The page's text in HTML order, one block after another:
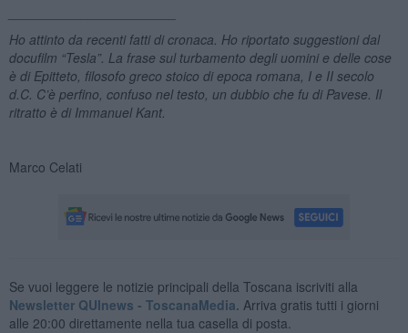
Ho attinto da recenti fatti di cronaca. Ho riportato suggestioni dal
docufilm “Tesla”. La frase sul turbamento degli uomini e delle cose
è di Epitteto, filosofo greco stoico di epoca romana, I e II secolo
d.C. C’è perfino, confuso nel testo, un dubbio che fu di Pavese. Il
ritratto è di Immanuel Kant.
Marco Celati
Se vuoi leggere le notizie principali della Toscana iscriviti alla
Newsletter QUInews - ToscanaMedia. Arriva gratis tutti i giorni
alle 20:00 direttamente nella tua casella di posta.